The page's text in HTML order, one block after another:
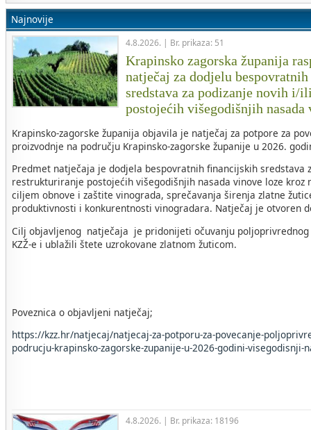
Najnovije
4.8.2026. | Br. prikaza: 51
Krapinsko zagorska županija
natječaj za dodjelu
sredstava za podizanje novih i/
postojećih višegodišnjih nasada
Krapinsko-zagorske županija objavila je natječaj za potpore za
proizvodnje na području Krapinsko-zagorske županije u 2026.
Predmet natječaja je dodjela bespovratnih financijskih sredstava
restrukturiranje postojećih višegodišnjih nasada vinove loze kroz
ciljem obnove i zaštite vinograda, sprečavanja širenja zlatne
produktivnosti i konkurentnosti vinogradara. Natječaj je otvoren
Cilj objavljenog natječaja je pridonijeti očuvanju
KZŽ-e i ublažili štete uzrokovane zlatnom žuticom.
Poveznica o objavljeni natječaj;
https://kzz.hr/natjecaj/natjecaj-za-potporu-za-povecanje-
podrucju-krapinsko-zagorske-zupanije-u-2026-godini-visegodisnji-
4.8.2026. | Br. prikaza: 18196